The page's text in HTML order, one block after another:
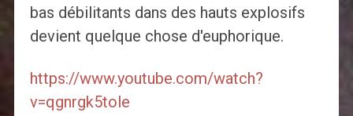
bas débilitants dans des hauts explosifs
devient quelque chose d'euphorique.
https://www.youtube.com/watch?
v=qgnrgk5tole